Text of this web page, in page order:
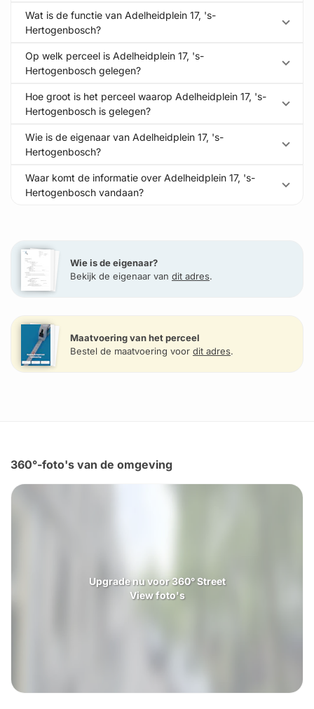
Wat is de functie van Adelheidplein 17, 's-
Hertogenbosch?
Op welk perceel is Adelheidplein 17, 's-
Hertogenbosch gelegen?
Hoe groot is het perceel waarop Adelheidplein 17, 's-
Hertogenbosch is gelegen?
Wie is de eigenaar van Adelheidplein 17, 's-
Hertogenbosch?
Waar komt de informatie over Adelheidplein 17, 's-
Hertogenbosch vandaan?
Wie is de eigenaar?
Bekijk de eigenaar van dit adres.
Maatvoering van het perceel
Bestel de maatvoering voor dit adres.
360°-foto's van de omgeving
Upgrade nu voor 360° Street
View foto's